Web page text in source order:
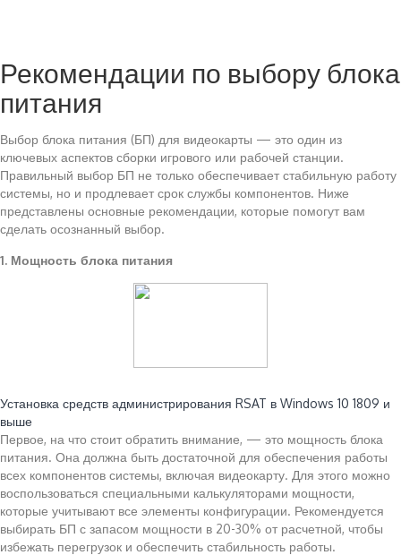
Рекомендации по выбору блока
питания
Выбор блока питания (БП) для видеокарты — это один из
ключевых аспектов сборки игрового или рабочей станции.
Правильный выбор БП не только обеспечивает стабильную работу
системы, но и продлевает срок службы компонентов. Ниже
представлены основные рекомендации, которые помогут вам
сделать осознанный выбор.
1. Мощность блока питания
Установка средств администрирования RSAT в Windows 10 1809 и
выше
Первое, на что стоит обратить внимание, — это мощность блока
питания. Она должна быть достаточной для обеспечения работы
всех компонентов системы, включая видеокарту. Для этого можно
воспользоваться специальными калькуляторами мощности,
которые учитывают все элементы конфигурации. Рекомендуется
выбирать БП с запасом мощности в 20-30% от расчетной, чтобы
избежать перегрузок и обеспечить стабильность работы.